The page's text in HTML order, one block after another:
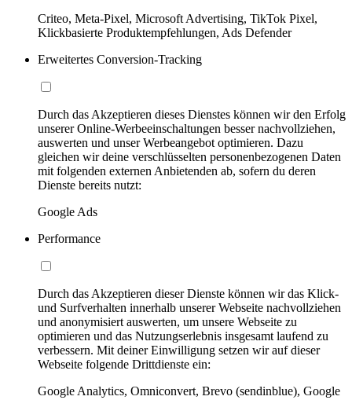
Criteo, Meta-Pixel, Microsoft Advertising, TikTok Pixel,
Klickbasierte Produktempfehlungen, Ads Defender
Erweitertes Conversion-Tracking
Durch das Akzeptieren dieses Dienstes können wir den Erfolg
unserer Online-Werbeeinschaltungen besser nachvollziehen,
auswerten und unser Werbeangebot optimieren. Dazu
gleichen wir deine verschlüsselten personenbezogenen Daten
mit folgenden externen Anbietenden ab, sofern du deren
Dienste bereits nutzt:
Google Ads
Performance
Durch das Akzeptieren dieser Dienste können wir das Klick-
und Surfverhalten innerhalb unserer Webseite nachvollziehen
und anonymisiert auswerten, um unsere Webseite zu
optimieren und das Nutzungserlebnis insgesamt laufend zu
verbessern. Mit deiner Einwilligung setzen wir auf dieser
Webseite folgende Drittdienste ein:
Google Analytics, Omniconvert, Brevo (sendinblue), Google